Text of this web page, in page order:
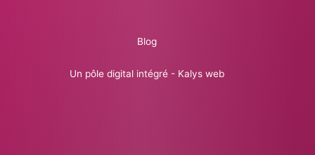
Blog
Un pôle digital intégré - Kalys web